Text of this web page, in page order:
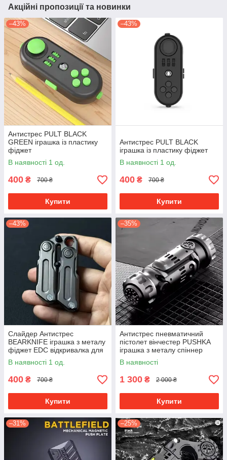
Акційні пропозиції та новинки
–43%
Антистрес PULT BLACK
GREEN іграшка із пластику
фіджет
В наявності 1 од.
400 ₴ 700 ₴
Купити
–43%
Антистрес PULT BLACK
іграшка із пластику фіджет
В наявності 1 од.
400 ₴ 700 ₴
Купити
–43%
Слайдер Антистрес
BEARKNIFE іграшка з металу
фіджет EDC відкривалка для
пляшок
В наявності 1 од.
400 ₴ 700 ₴
Купити
–35%
Антистрес пневматичний
пістолет вінчестер PUSHKA
іграшка з металу спіннер
В наявності
1 300 ₴ 2 000 ₴
Купити
–31% –25%